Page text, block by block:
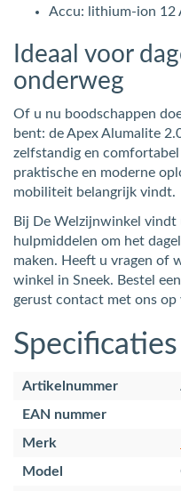
Accu: lithium-ion 12
Ideaal voor
onderweg
Of u nu boodschappen
bent: de Apex Alumalite
zelfstandig en
praktische en moderne
mobiliteit belangrijk vindt.
Bij De Welzijnwinkel vindt
hulpmiddelen om het
maken. Heeft u vragen of
winkel in Sneek. Bestel
gerust contact met ons op
Specificaties
Artikelnummer
EAN nummer
Merk
Model